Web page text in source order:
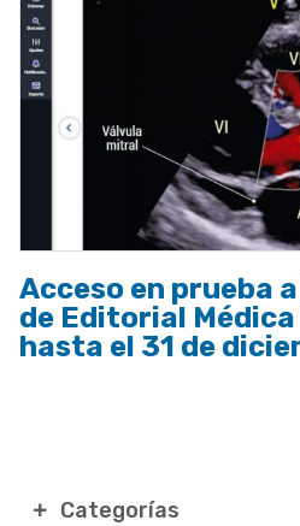
Categorías
Acceso en prueba a
de Editorial
hasta el 31 de